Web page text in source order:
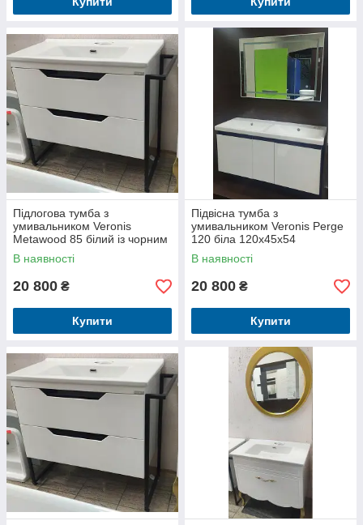
Підлогова тумба з
умивальником Veronis
Metawood 85 білий із чорним
85х45х84
В наявності
20 800 ₴
Купити
Підвісна тумба з
умивальником Veronis Perge
120 біла 120х45х54
В наявності
20 800 ₴
Купити